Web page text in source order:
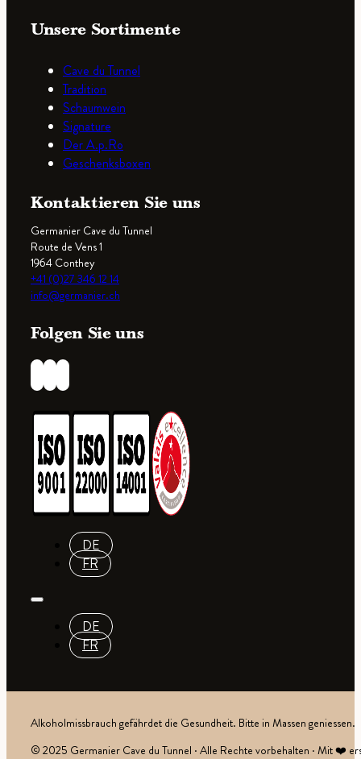
Unsere Sortimente
Cave du Tunnel
Tradition
Schaumwein
Signature
Der A.p.Ro
Geschenksboxen
Kontaktieren Sie uns
Germanier Cave du Tunnel
Route de Vens 1
1964 Conthey
+41 (0)27 346 12 14
info@germanier.ch
Folgen Sie uns
DE
FR
DE
FR
Alkoholmissbrauch gefährdet die Gesundheit. Bitte in Massen geniessen.
© 2025 Germanier Cave du Tunnel · Alle Rechte vorbehalten · Mit ❤️